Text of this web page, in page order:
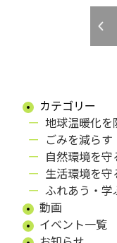
カテゴリー
地球温暖化を
ごみを減らす
自然環境を守
生活環境を守
ふれあう・学
動画
イベント一覧